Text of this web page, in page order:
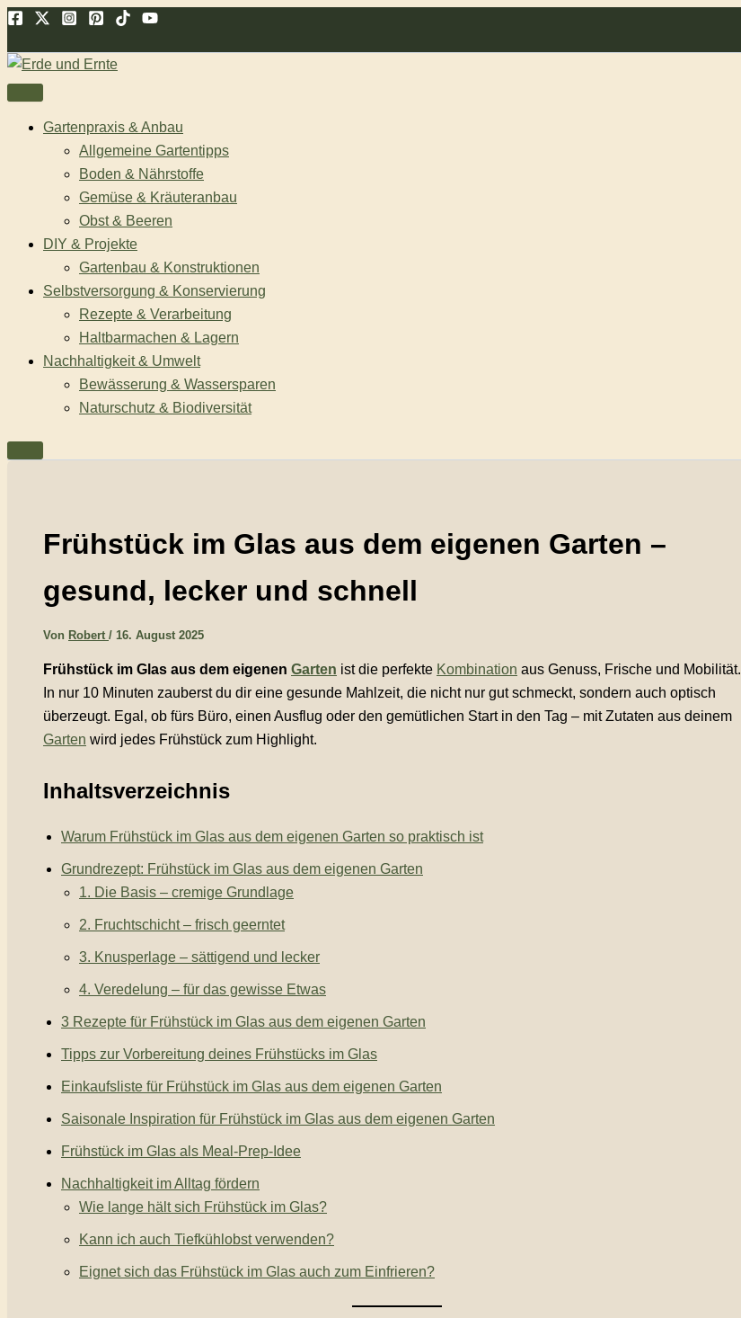
Zum
springen
Gartenpraxis & Anbau
Allgemeine Gartentipps
Boden & Nährstoffe
Gemüse & Kräuteranbau
Obst & Beeren
DIY & Projekte
Gartenbau & Konstruktionen
Selbstversorgung & Konservierung
Rezepte & Verarbeitung
Haltbarmachen & Lagern
Nachhaltigkeit & Umwelt
Bewässerung & Wassersparen
Naturschutz & Biodiversität
Frühstück im Glas aus dem eigenen Garten –
gesund, lecker und schnell
Von Robert / 16. August 2025
Frühstück im Glas aus dem eigenen Garten ist die perfekte Kombination aus Genuss, Frische und Mobilität.
In nur 10 Minuten zauberst du dir eine gesunde Mahlzeit, die nicht nur gut schmeckt, sondern auch optisch
überzeugt. Egal, ob fürs Büro, einen Ausflug oder den gemütlichen Start in den Tag – mit Zutaten aus deinem
Garten wird jedes Frühstück zum Highlight.
Inhaltsverzeichnis
Warum Frühstück im Glas aus dem eigenen Garten so praktisch ist
Grundrezept: Frühstück im Glas aus dem eigenen Garten
1. Die Basis – cremige Grundlage
2. Fruchtschicht – frisch geerntet
3. Knusperlage – sättigend und lecker
4. Veredelung – für das gewisse Etwas
3 Rezepte für Frühstück im Glas aus dem eigenen Garten
Tipps zur Vorbereitung deines Frühstücks im Glas
Einkaufsliste für Frühstück im Glas aus dem eigenen Garten
Saisonale Inspiration für Frühstück im Glas aus dem eigenen Garten
Frühstück im Glas als Meal-Prep-Idee
Nachhaltigkeit im Alltag fördern
Wie lange hält sich Frühstück im Glas?
Kann ich auch Tiefkühlobst verwenden?
Eignet sich das Frühstück im Glas auch zum Einfrieren?